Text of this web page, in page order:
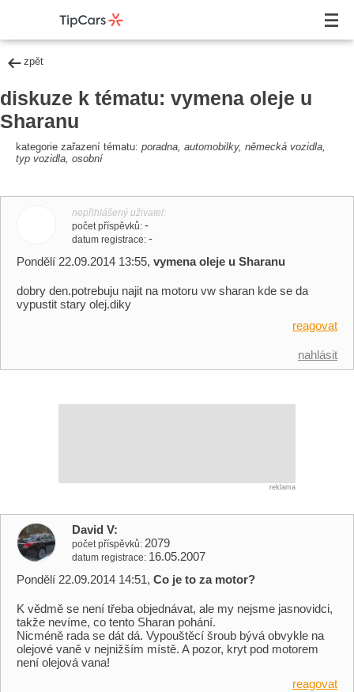
zpět
diskuze k tématu: vymena oleje u
Sharanu
kategorie zařazení tématu: poradna, automobilky, německá vozidla,
typ vozidla, osobní
nepřihlášený uživatel
počet příspěvků -
datum registrace -
Pondělí 22.09.2014 13:55, vymena oleje u Sharanu
dobry den.potrebuju najit na motoru vw sharan kde se da
vypustit stary olej.diky
reagovat
nahlásit
reklama
David V
počet příspěvků 2079
datum registrace 16.05.2007
Pondělí 22.09.2014 14:51, Co je to za motor?
K vědmě se není třeba objednávat, ale my nejsme jasnovidci,
takže nevíme, co tento Sharan pohání.
Nicméně rada se dát dá. Vypouštěcí šroub bývá obvykle na
olejové vaně v nejnižším místě. A pozor, kryt pod motorem
není olejová vana!
reagovat